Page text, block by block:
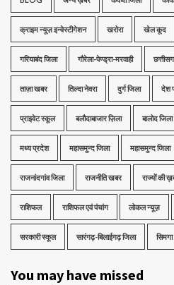
क्राइम न्यूज़ इन्वेस्टीगेशन खरोरा खेल कूद
गरियाबंद जिला गौरेला-पेण्ड्रा-मरवाही
ताज़ा खबर तिल्दा नेवरा दुर्ग जिला देश
प्राइवेट स्कूल बलौदाबाजार ज़िला बालोद जिला
मध्‍य प्रदेश महासमुन्द जिला महासमुन्द जिला
राजनांदगांव जिला राजनीति खबर राज्यों की
राशिफल राशिफल एवं पंचांग लोकल न्यूज़
सरकारी स्कूल सारंगढ़-बिलाईगढ़ जिला सिमगा
You may have missed